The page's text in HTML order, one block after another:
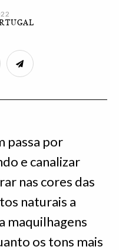
passa por
e canalizar
nas cores das
naturais a
maquilhagens
os tons mais